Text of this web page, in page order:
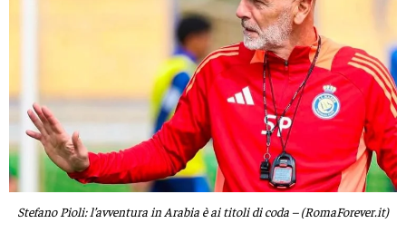
Stefano Pioli: l’avventura in Arabia è ai titoli di coda – (RomaForever.it)